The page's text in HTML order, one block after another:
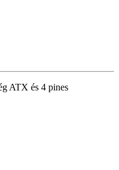
ATX és 4 pines